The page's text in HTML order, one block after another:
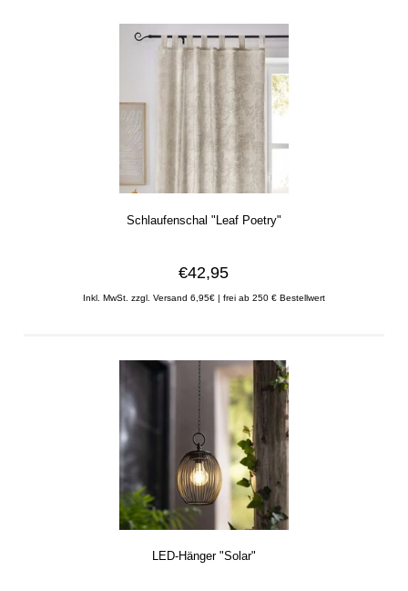
Schlaufenschal "Leaf Poetry"
€42,95
Inkl. MwSt. zzgl. Versand 6,95€ | frei ab 250 € Bestellwert
LED-Hänger "Solar"